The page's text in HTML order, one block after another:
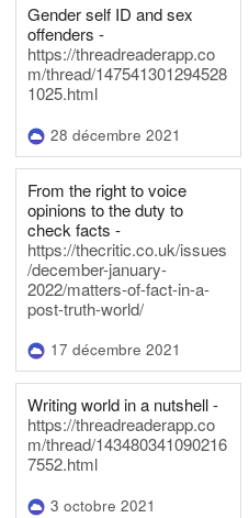
Gender self ID and sex
offenders -
https://threadreaderapp.co
m/thread/147541301294528
1025.html
28 décembre 2021
From the right to voice
opinions to the duty to
check facts -
https://thecritic.co.uk/issues
/december-january-
2022/matters-of-fact-in-a-
post-truth-world/
17 décembre 2021
Writing world in a nutshell -
https://threadreaderapp.co
m/thread/143480341090216
7552.html
3 octobre 2021